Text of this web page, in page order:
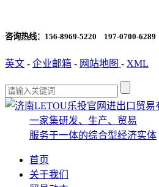
咨询热线： 156-8969-5220 197-0700-6289
英文 - 企业邮箱 - 网站地图 - XML
一家集研发、生产、贸易
服务于一体的综合型经济实体
首页
关于我们